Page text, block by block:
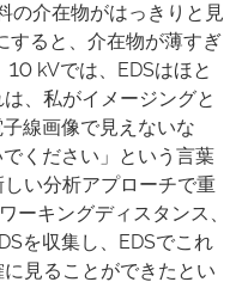
の介在物がはっきりと見
すると、介在物が薄すぎ
kVでは、EDSはほと
、私がイメージングと
線画像で見えないな
ください」という言葉
い分析アプローチで重
ーキングディスタンス、
を収集し、EDSでこれ
見ることができたとい